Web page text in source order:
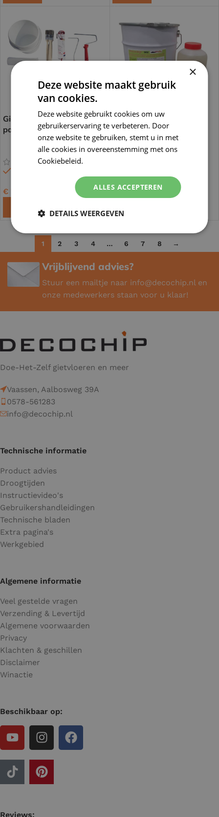
Gietvloer gereedschap
pakket 5-50m²
€
Epoxy gietvloer per
verpakking
Vanaf€ 33,50
1 2 3 4 … 6 7 8 →
Vrijblijvend advies?
Stuur een mailtje naar info@decochip.nl en
onze medewerkers staan voor u klaar!
Doe-Het-Zelf gietvloeren en meer
Vaassen, Aalbosweg 39A
0578-561283
info@decochip.nl
Technische informatie
Product advies
Droogtijden
Instructievideo's
Gebruikershandleidingen
Technische bladen
Extra pagina's
Werkgebied
Algemene informatie
Veel gestelde vragen
Verzending & Levertijd
Algemene voorwaarden
Privacy
Klachten & geschillen
Disclaimer
Winactie
Beschikbaar op:
Reviews:
×
Deze website maakt gebruik
van cookies.
Deze website gebruikt cookies om uw
gebruikerservaring te verbeteren. Door
onze website te gebruiken, stemt u in met
alle cookies in overeenstemming met ons
Cookiebeleid.
ALLES ACCEPTEREN
DETAILS WEERGEVEN